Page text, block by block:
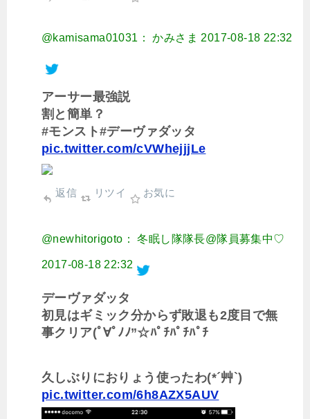
@kamisama01031： かみさま 2017-08-18 22:32
アーサー最強説
割と簡単？
#モンスト#デーヴァダッタ
pic.twitter.com/cVWhejjjLe
返信 リツイ お気に
@newhitorigoto： 冬眠し隊隊長@隊員募集中♡
2017-08-18 22:32
デーヴァダッタ
初見はギミック分からず敗退も2度目で無
事クリア(ﾟ∀ﾟﾉﾉ”☆ﾊﾟﾁﾊﾟﾁﾊﾟﾁ
久しぶりにおりょう使ったわ(*´艸`)
pic.twitter.com/6h8AZX5AUV